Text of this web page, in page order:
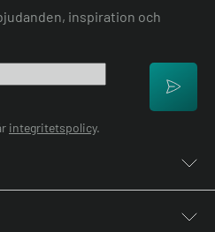
inspiration och
integritetspolicy.